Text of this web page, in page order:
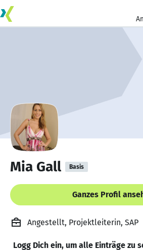
Mia Gall Basis
Ganzes Profil
Angestellt, Projektleiterin, SAP
Logg Dich ein, um alle Einträge zu